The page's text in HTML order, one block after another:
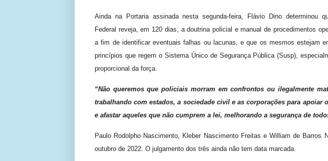
Ainda na Portaria assinada nesta segunda-feira, Flávio Dino determinou
Federal reveja, em 120 dias, a doutrina policial e manual de procedimentos
a fim de identificar eventuais falhas ou lacunas, e que os mesmos estejam
princípios que regem o Sistema Único de Segurança Pública (Susp),
proporcional da força.
“Não queremos que policiais morram em confrontos ou ilegalmente
trabalhando com estados, a sociedade civil e as corporações para apoiar
e afastar aqueles que não cumprem a lei, melhorando a segurança de
Paulo Rodolpho Nascimento, Kleber Nascimento Freitas e William de Barros
outubro de 2022. O julgamento dos três ainda não tem data marcada.